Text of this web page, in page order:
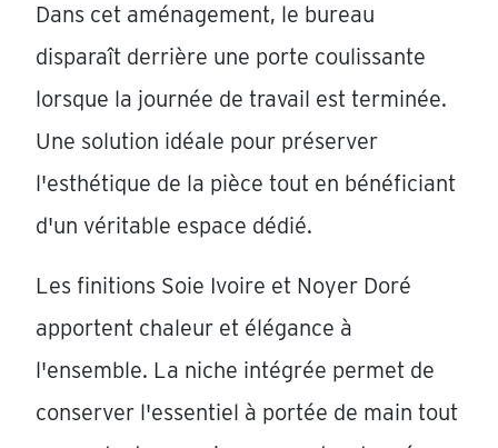
Dans cet aménagement, le bureau
disparaît derrière une porte coulissante
lorsque la journée de travail est terminée.
Une solution idéale pour préserver
l'esthétique de la pièce tout en bénéficiant
d'un véritable espace dédié.
Les finitions Soie Ivoire et Noyer Doré
apportent chaleur et élégance à
l'ensemble. La niche intégrée permet de
conserver l'essentiel à portée de main tout